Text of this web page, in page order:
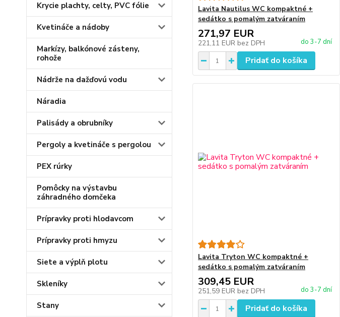
Krycie plachty, celty, PVC fólie
Kvetináče a nádoby
Markízy, balkónové zásteny,
rohože
Nádrže na dažďovú vodu
Náradia
Palisády a obrubníky
Pergoly a kvetináče s pergolou
PEX rúrky
Pomôcky na výstavbu
záhradného domčeka
Prípravky proti hlodavcom
Prípravky proti hmyzu
Siete a výplň plotu
Skleníky
Stany
Lavita Nautilus WC kompaktné +
sedátko s pomalým zatváraním
271,97 EUR
221,11 EUR bez DPH do 3-7 dní
Pridať do košíka
Lavita Tryton WC kompaktné +
sedátko s pomalým zatváraním
309,45 EUR
251,59 EUR bez DPH do 3-7 dní
Pridať do košíka